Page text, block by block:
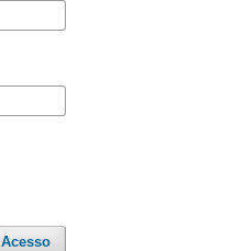
Acesso